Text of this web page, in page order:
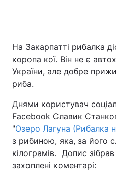
На Закарпатті рибалка
коропа кої. Він не є
України, але добре
риба.
Днями користувач
Facebook Славик
"Озеро Лагуна (Рибалка
з рибиною, яка, за його
кілограмів. Допис
захоплені коментарі: